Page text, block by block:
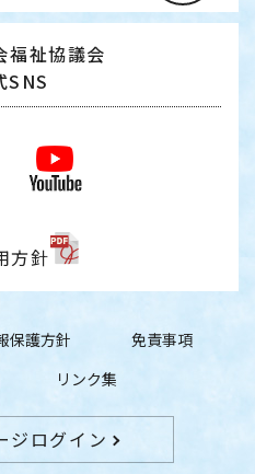
福祉協議会
SNS
方針
保護方針
免責事項
リンク集
ジログイン